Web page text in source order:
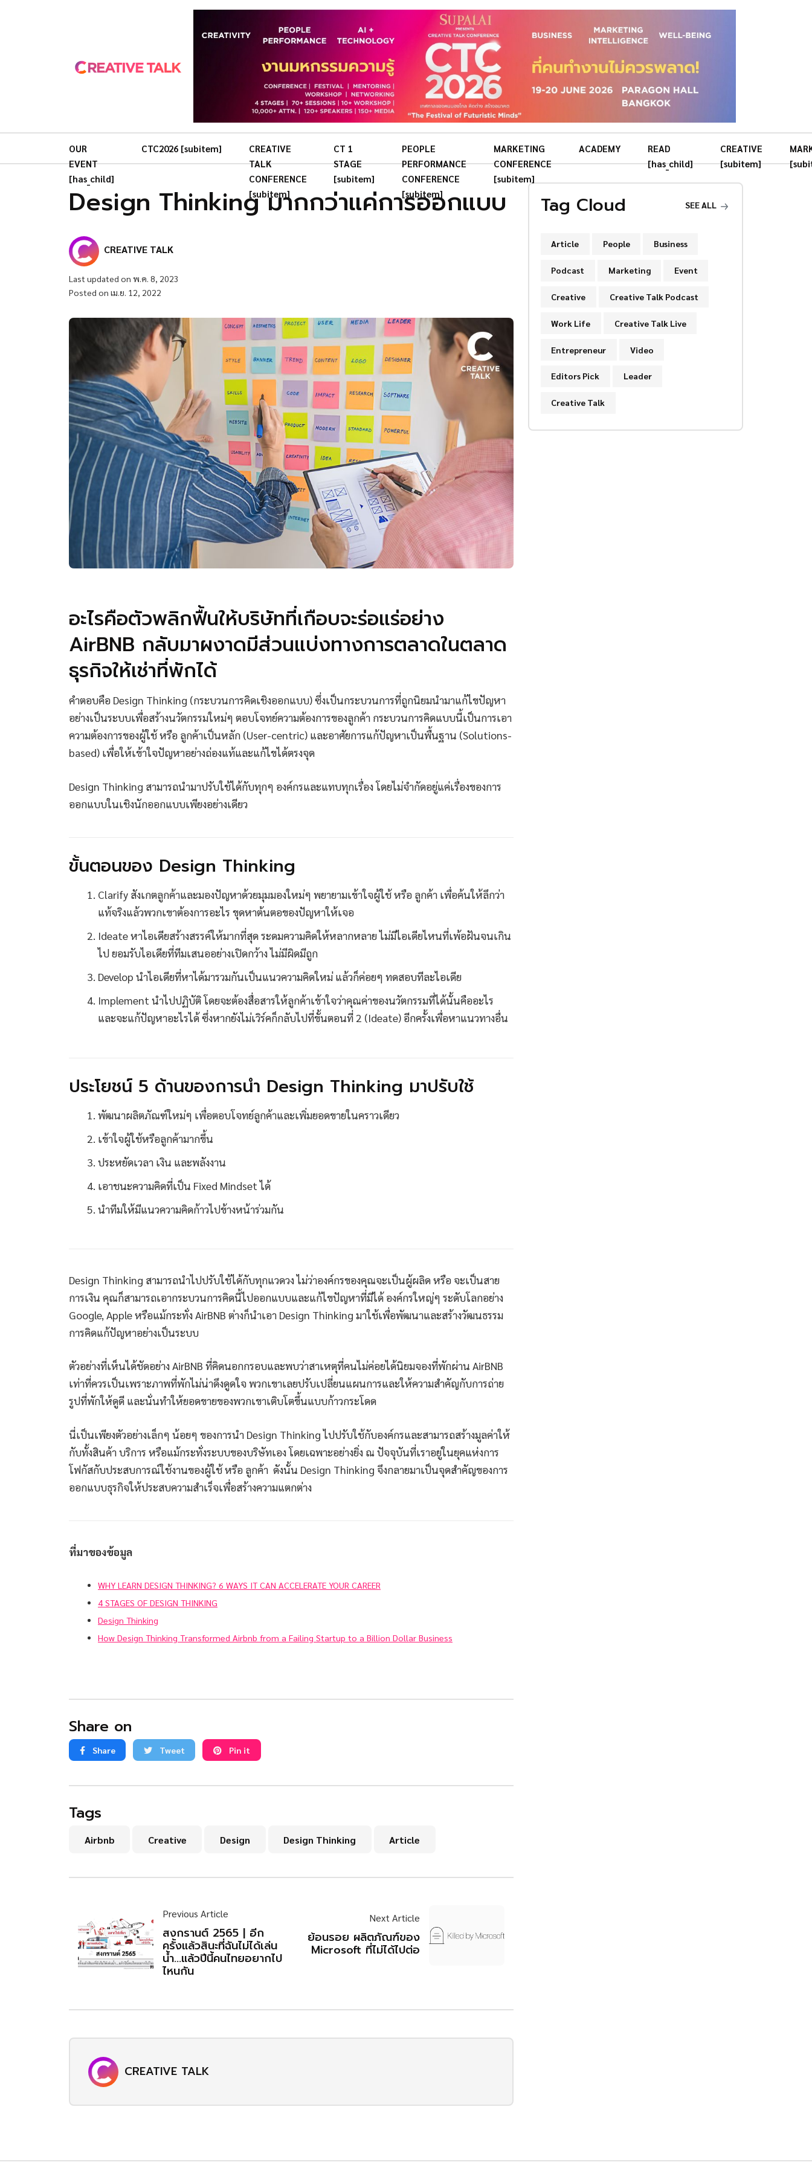
OUR
EVENT
[has_child]
CTC2026 [subitem]
CREATIVE
TALK
CONFERENCE
[subitem]
CT 1
STAGE
[subitem]
PEOPLE
PERFORMANCE
CONFERENCE
[subitem]
MARKETING
CONFERENCE
[subitem]
ACADEMY
READ
[has_child]
CREATIVE
[subitem]
Design Thinking มากกว่าแค่การออกแบบ
CREATIVE TALK
Last updated on พ.ค. 8, 2023
Posted on เม.ย. 12, 2022
อะไรคือตัวพลิกฟื้นให้บริษัทที่เกือบจะร่อแร่อย่าง
AirBNB กลับมาผงาดมีส่วนแบ่งทางการตลาดในตลาด
ธุรกิจให้เช่าที่พักได้
คำตอบคือ Design Thinking (กระบวนการคิดเชิงออกแบบ) ซึ่งเป็นกระบวนการที่ถูกนิยมนำมาแก้ไขปัญหา
อย่างเป็นระบบเพื่อสร้างนวัตกรรมใหม่ๆ ตอบโจทย์ความต้องการของลูกค้า กระบวนการคิดแบบนี้เป็นการเอา
ความต้องการของผู้ใช้ หรือ ลูกค้าเป็นหลัก (User-centric) และอาศัยการแก้ปัญหาเป็นพื้นฐาน (Solutions-
based) เพื่อให้เข้าใจปัญหาอย่างถ่องแท้และแก้ไขได้ตรงจุด
Design Thinking สามารถนำมาปรับใช้ได้กับทุกๆ องค์กรและแทบทุกเรื่อง โดยไม่จำกัดอยู่แค่เรื่องของการ
ออกแบบในเชิงนักออกแบบเพียงอย่างเดียว
ขั้นตอนของ Design Thinking
Clarify สังเกตลูกค้าและมองปัญหาด้วยมุมมองใหม่ๆ พยายามเข้าใจผู้ใช้ หรือ ลูกค้า เพื่อค้นให้ลึกว่า
แท้จริงแล้วพวกเขาต้องการอะไร ขุดหาต้นตอของปัญหาให้เจอ
Ideate หาไอเดียสร้างสรรค์ให้มากที่สุด ระดมความคิดให้หลากหลาย ไม่มีไอเดียไหนที่เพ้อฝันจนเกิน
ไป ยอมรับไอเดียที่ทีมเสนออย่างเปิดกว้าง ไม่มีผิดมีถูก
Develop นำไอเดียที่หาได้มารวมกันเป็นแนวความคิดใหม่ แล้วก็ค่อยๆ ทดสอบทีละไอเดีย
Implement นำไปปฏิบัติ โดยจะต้องสื่อสารให้ลูกค้าเข้าใจว่าคุณค่าของนวัตกรรมที่ได้นั้นคืออะไร
และจะแก้ปัญหาอะไรได้ ซึ่งหากยังไม่เวิร์คก็กลับไปที่ขั้นตอนที่ 2 (Ideate) อีกครั้งเพื่อหาแนวทางอื่น
ประโยชน์ 5 ด้านของการนำ Design Thinking มาปรับใช้
พัฒนาผลิตภัณฑ์ใหม่ๆ เพื่อตอบโจทย์ลูกค้าและเพิ่มยอดขายในคราวเดียว
เข้าใจผู้ใช้หรือลูกค้ามากขึ้น
ประหยัดเวลา เงิน และพลังงาน
เอาชนะความคิดที่เป็น Fixed Mindset ได้
นำทีมให้มีแนวความคิดก้าวไปข้างหน้าร่วมกัน
Design Thinking สามารถนำไปปรับใช้ได้กับทุกแวดวง ไม่ว่าองค์กรของคุณจะเป็นผู้ผลิด หรือ จะเป็นสาย
การเงิน คุณก็สามารถเอากระบวนการคิดนี้ไปออกแบบและแก้ไขปัญหาที่มีได้ องค์กรใหญ่ๆ ระดับโลกอย่าง
Google, Apple หรือแม้กระทั่ง AirBNB ต่างก็นำเอา Design Thinking มาใช้เพื่อพัฒนาและสร้างวัฒนธรรม
การคิดแก้ปัญหาอย่างเป็นระบบ
ตัวอย่างที่เห็นได้ชัดอย่าง AirBNB ที่คิดนอกกรอบและพบว่าสาเหตุที่คนไม่ค่อยได้นิยมจองที่พักผ่าน AirBNB
เท่าที่ควรเป็นเพราะภาพที่พักไม่น่าดึงดูดใจ พวกเขาเลยปรับเปลี่ยนแผนการและให้ความสำคัญกับการถ่าย
รูปที่พักให้ดูดี และนั่นทำให้ยอดขายของพวกเขาเติบโตขึ้นแบบก้าวกระโดด
นี่เป็นเพียงตัวอย่างเล็กๆ น้อยๆ ของการนำ Design Thinking ไปปรับใช้กับองค์กรและสามารถสร้างมูลค่าให้
กับทั้งสินค้า บริการ หรือแม้กระทั่งระบบของบริษัทเอง โดยเฉพาะอย่างยิ่ง ณ ปัจจุบันที่เราอยู่ในยุคแห่งการ
โฟกัสกับประสบการณ์ใช้งานของผู้ใช้ หรือ ลูกค้า ดังนั้น Design Thinking จึงกลายมาเป็นจุดสำคัญของการ
ออกแบบธุรกิจให้ประสบความสำเร็จเพื่อสร้างความแตกต่าง
ที่มาของข้อมูล
WHY LEARN DESIGN THINKING? 6 WAYS IT CAN ACCELERATE YOUR CAREER
4 STAGES OF DESIGN THINKING
Design Thinking
How Design Thinking Transformed Airbnb from a Failing Startup to a Billion Dollar Business
Share on
Share Tweet Pin it
Tags
Airbnb Creative Design Design Thinking Article
Previous Article
สงกรานต์ 2565 | อีก
ครั้งแล้วสินะที่ฉันไม่ได้เล่น
น้ำ…แล้วปีนี้คนไทยอยากไป
ไหนกัน
Next Article
ย้อนรอย ผลิตภัณฑ์ของ
Microsoft ที่ไม่ได้ไปต่อ
CREATIVE TALK
Tag Cloud SEE ALL
Article People Business
Podcast Marketing Event
Creative Creative Talk Podcast
Work Life Creative Talk Live
Entrepreneur Video
Editors Pick Leader
Creative Talk